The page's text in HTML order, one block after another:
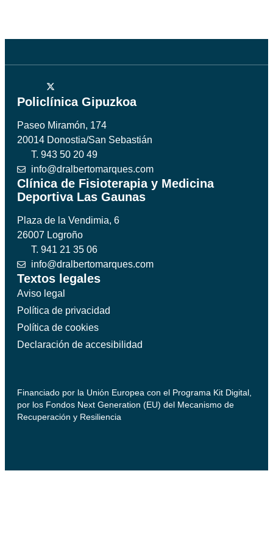
Policlínica Gipuzkoa
Paseo Miramón, 174
20014 Donostia/San Sebastián
T. 943 50 20 49
info@dralbertomarques.com
Clínica de Fisioterapia y Medicina
Deportiva Las Gaunas
Plaza de la Vendimia, 6
26007 Logroño
T. 941 21 35 06
info@dralbertomarques.com
Textos legales
Aviso legal
Política de privacidad
Política de cookies
Declaración de accesibilidad
Financiado por la Unión Europea con el Programa Kit Digital,
por los Fondos Next Generation (EU) del Mecanismo de
Recuperación y Resiliencia